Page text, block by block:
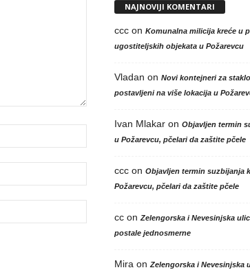
NAJNOVIJI KOMENTARI
cccon Komunalna milicija kreće u
ugostiteljskih objekata u Požarevcu
Vladan on Novi kontejneri za
postavljeni na više lokacija u
Ivan Mlakaron Objavljen termin
u Požarevcu, pčelari da zaštite pčele
cccon Objavljen termin suzbijanja
Požarevcu, pčelari da zaštite pčele
ccon Zelengorska i Nevesinjska
postale jednosmerne
Mira on Zelengorska i Nevesinjska